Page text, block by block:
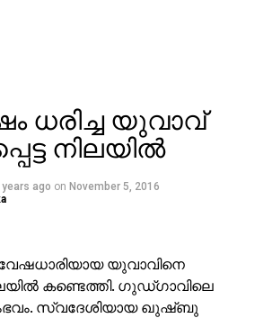
ധരിച്ച യുവാവ്
നിലയില്‍
years ago on November 5, 2016
യുവാവിനെ
കണ്ടെത്തി. ഗുഡ്ഗാവിലെ
സ്വദേശിയായ ഖുഷ്ബു